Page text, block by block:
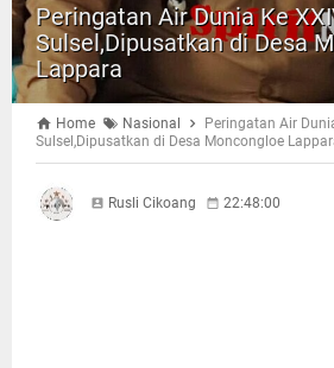
Peringatan Air Dunia Ke
Sulsel,Dipusatkan di Desa
Lappara
Home Nasional
Peringatan Air
Sulsel,Dipusatkan di Desa Moncongloe
Rusli Cikoang 22:48:00